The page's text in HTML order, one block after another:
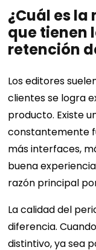
¿Cuál es
que tienen
retención
Los editores
clientes se logra
producto. Existe
constantemente
más interfaces,
buena
razón principal
La calidad del
diferencia.
distintivo, ya sea